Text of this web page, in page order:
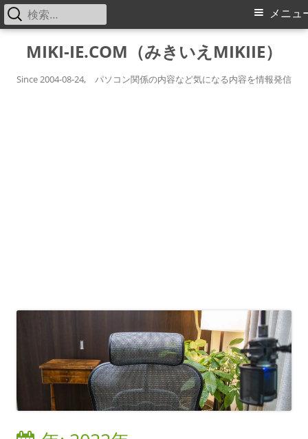
MIKI-IE.COM（みきいえMIKIIE）
Since 2004-08-24, パソコン関係の内容など気になる内容を情報発信
メ
メニュ
検
索: